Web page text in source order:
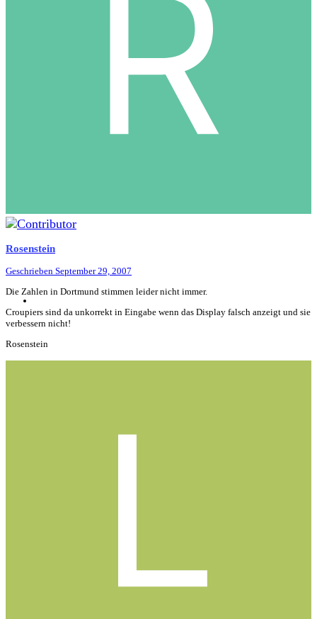
Rosenstein
Geschrieben September 29, 2007
Die Zahlen in Dortmund stimmen leider nicht immer.
Croupiers sind da unkorrekt in Eingabe wenn das Display falsch anzeigt und sie
verbessern nicht!
Rosenstein